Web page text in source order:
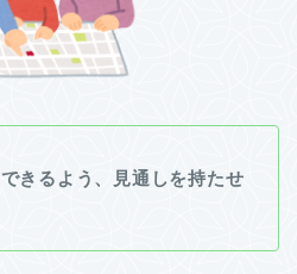
きるよう、見通しを持たせ